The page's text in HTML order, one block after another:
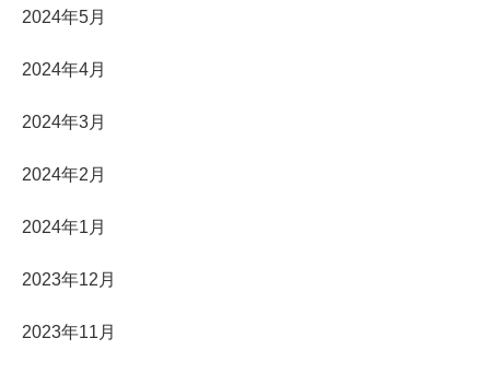
2024年5月
2024年4月
2024年3月
2024年2月
2024年1月
2023年12月
2023年11月